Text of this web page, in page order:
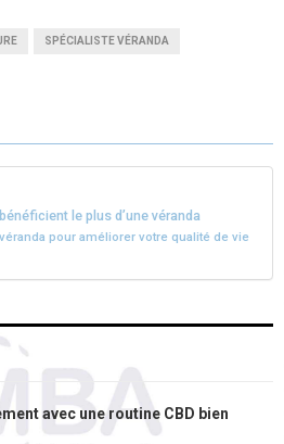
O
R
S
O
D
N
O
SPÉCIALISTE VÉRANDA
le plus d’une véranda
pour améliorer votre qualité de vie
avec une routine CBD bien